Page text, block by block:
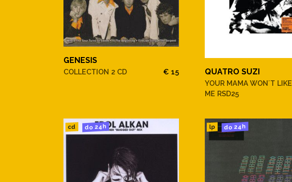
GENESIS
COLLECTION 2 CD € 15 QUATRO SUZI
YOUR MAMA WON´T LIKE
ME RSD25
cd do 24h lp do 24h